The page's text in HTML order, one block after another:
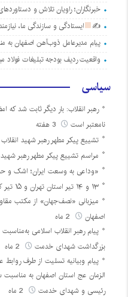
خبرنگاران؛ راویان تلاش و
✍
ایستادگی و سازندگی ما،
پیام مدیرعامل ذوب‌آهن اصفهان به
واقعیت ردیف بودجه تبلیغات فولاد
سیاسی
رهبر انقلاب: بار دیگر ثابت شد
نامعتبر است
3 هفته
تشییع پیکر مطهر رهبر شهید
مراسم تشییع پیکر مطهر رهبر
«وداعی به وسعت ایران؛ اشک و
۱۳ و ۱۴ تیر استان تهران و ۱۵ تیر کل کشور تعطیل است
میزبانی «نصف‌جهان» از مکتب
اصفهان
پیام رهبر انقلاب اسلامی
بزرگداشت شهدای خدمت
پیام وبیانیه تسلیت از طرف
الزمان عج استان اصفهان به
رئیسی و شهدای خدمت